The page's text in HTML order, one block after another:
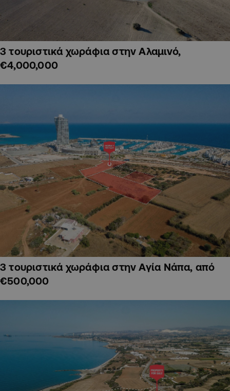
3 τουριστικά χωράφια στην Αλαμινό,
€4,000,000
3 τουριστικά χωράφια στην Αγία Νάπα, από
€500,000